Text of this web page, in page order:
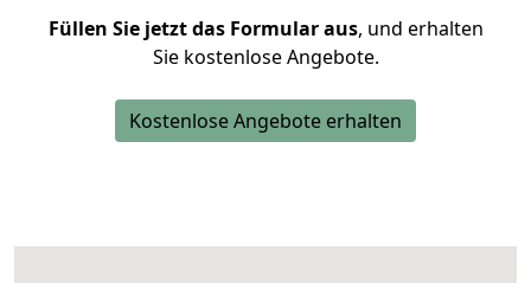
Füllen Sie jetzt das Formular aus, und erhalten
Sie kostenlose Angebote.
Kostenlose Angebote erhalten